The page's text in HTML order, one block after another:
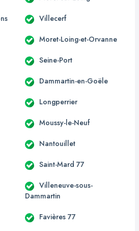
Villecerf
Moret-Loing-et-Orvanne
Seine-Port
Dammartin-en-Goële
Longperrier
Moussy-le-Neuf
Nantouillet
Saint-Mard 77
Villeneuve-sous-
Dammartin
Favières 77